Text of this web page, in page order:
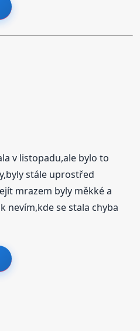
v listopadu,ale bylo to
stále uprostřed
mrazem byly měkké a
nevím,kde se stala chyba